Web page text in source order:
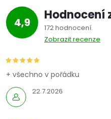
4,9 Hodnocení
172 hodnocení
Zobrazit recenze
22.7.2026
+ všechno v pořádku